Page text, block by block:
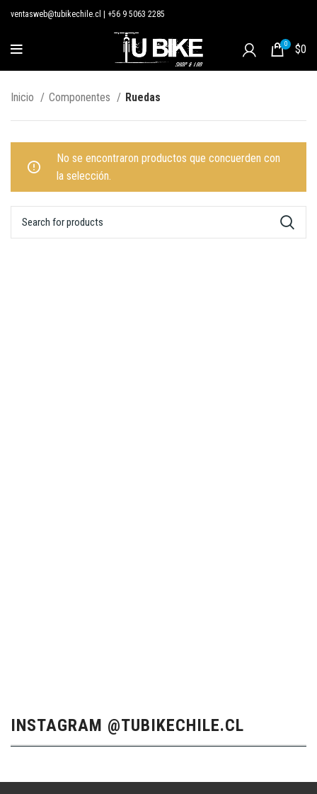
ventasweb@tubikechile.cl +56 9 5063 2285
0 $0
Inicio Componentes Ruedas
No se encontraron productos que concuerden con
la selección.
INSTAGRAM @TUBIKECHILE.CL